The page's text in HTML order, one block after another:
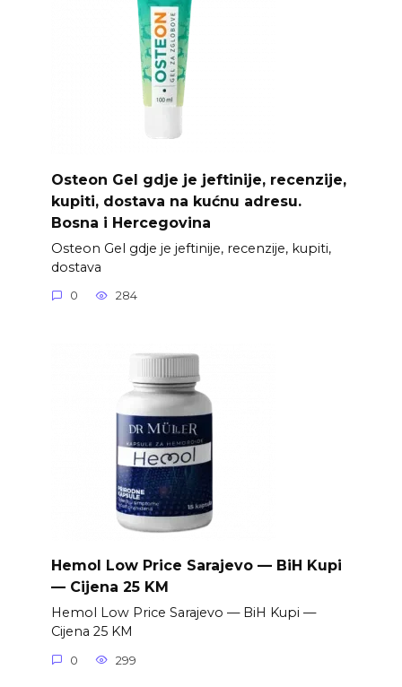
Osteon Gel gdje je jeftinije, recenzije,
kupiti, dostava na kućnu adresu.
Bosna i Hercegovina
Osteon Gel gdje je jeftinije, recenzije, kupiti,
dostava
0 284
Hemol Low Price Sarajevo — BiH Kupi
— Cijena 25 KM
Hemol Low Price Sarajevo — BiH Kupi —
Cijena 25 KM
0 299